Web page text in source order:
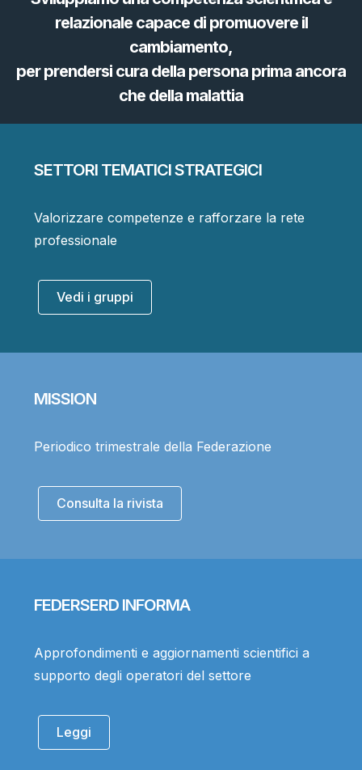
relazionale capace di promuovere il
cambiamento,
per prendersi cura della persona prima ancora
che della malattia
SETTORI TEMATICI STRATEGICI
Valorizzare competenze e rafforzare la rete
professionale
Vedi i gruppi
MISSION
Periodico trimestrale della Federazione
Consulta la rivista
FEDERSERD INFORMA
Approfondimenti e aggiornamenti scientifici a
supporto degli operatori del settore
Leggi